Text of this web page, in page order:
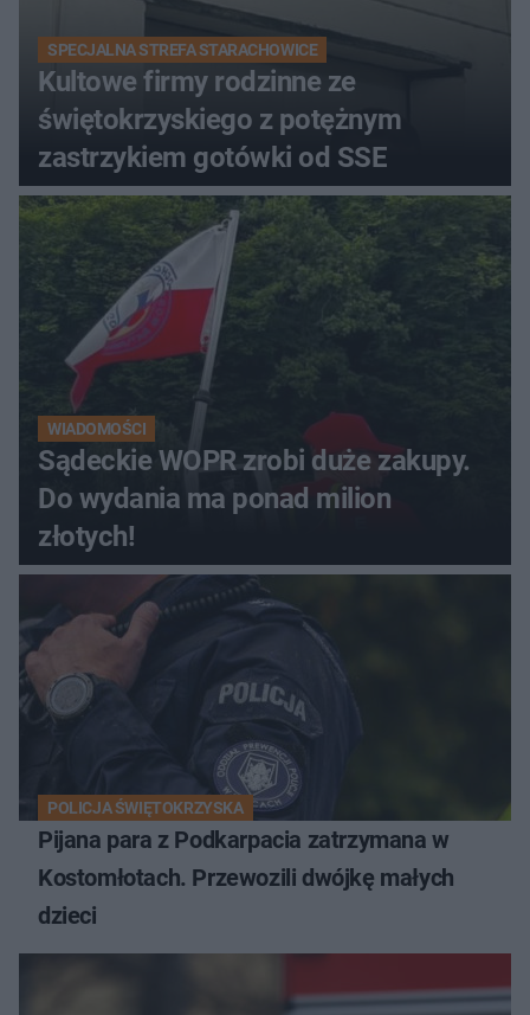
SPECJALNA STREFA STARACHOWICE
Kultowe firmy rodzinne ze
świętokrzyskiego z potężnym
zastrzykiem gotówki od SSE
WIADOMOŚCI
Sądeckie WOPR zrobi duże zakupy.
Do wydania ma ponad milion
złotych!
POLICJA ŚWIĘTOKRZYSKA
Pijana para z Podkarpacia zatrzymana w
Kostomłotach. Przewozili dwójkę małych
dzieci